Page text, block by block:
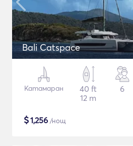
Bali Catspace
Катамаран
40 ft
12 m
6
$1,256 /нощ